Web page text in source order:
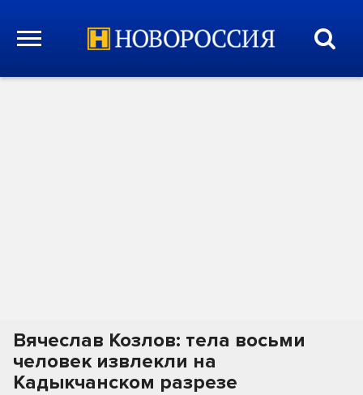
Вячеслав Козлов: тела восьми
человек извлекли на
Кадыкчанском разрезе